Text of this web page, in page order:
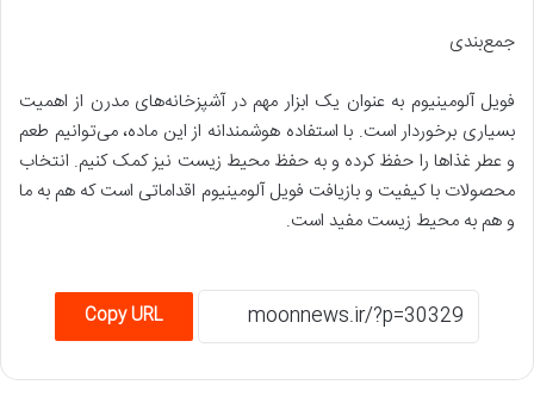
جمع‌بندی
فویل آلومینیوم به عنوان یک ابزار مهم در آشپزخانه‌های مدرن از اهمیت
بسیاری برخوردار است. با استفاده هوشمندانه از این ماده، می‌توانیم طعم
و عطر غذاها را حفظ کرده و به حفظ محیط زیست نیز کمک کنیم. انتخاب
محصولات با کیفیت و بازیافت فویل آلومینیوم اقداماتی است که هم به ما
و هم به محیط زیست مفید است.
Copy URL